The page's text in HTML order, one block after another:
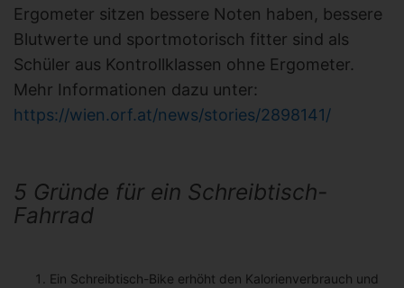
Ergometer sitzen bessere Noten haben, bessere
Blutwerte und sportmotorisch fitter sind als
Schüler aus Kontrollklassen ohne Ergometer.
Mehr Informationen dazu unter:
https://wien.orf.at/news/stories/2898141/
5 Gründe für ein Schreibtisch-
Fahrrad
Ein Schreibtisch-Bike erhöht den Kalorienverbrauch und